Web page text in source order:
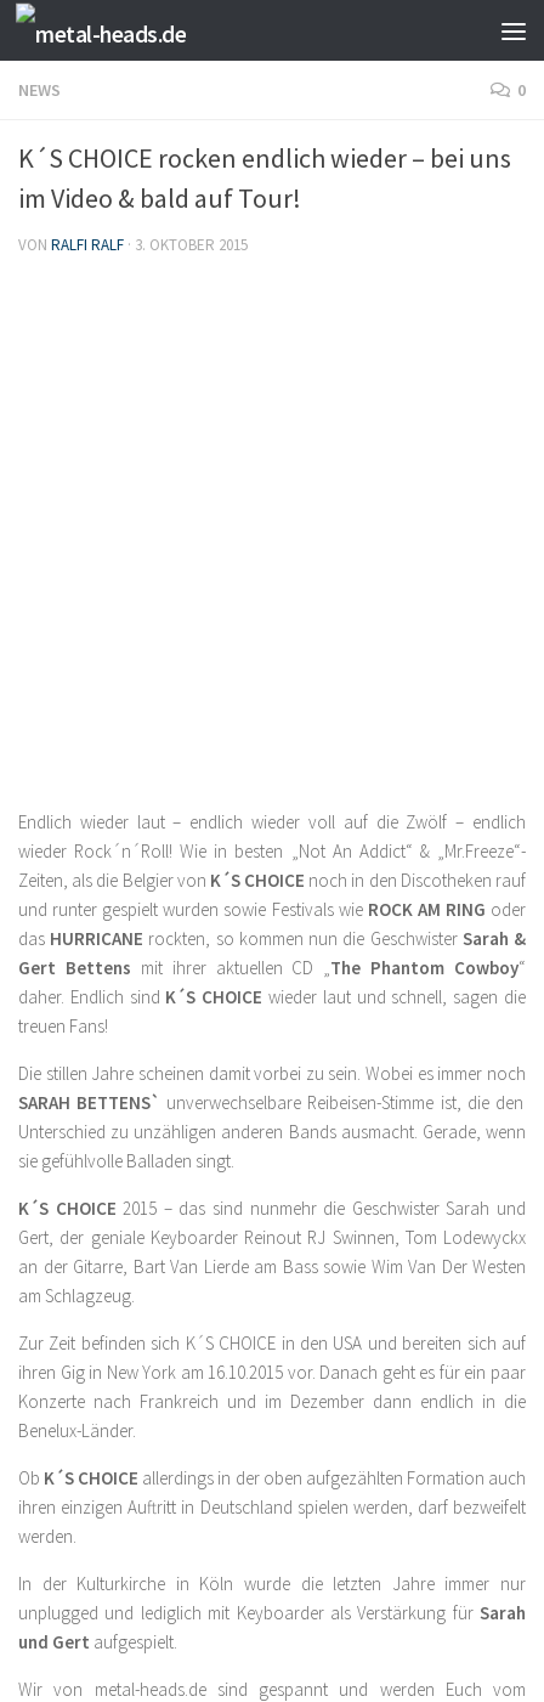
Zum Inhalt springen
NEWS 0
K´S CHOICE rocken endlich wieder – bei uns
im Video & bald auf Tour!
VON RALFI RALF · 3. OKTOBER 2015
Endlich wieder laut – endlich wieder voll auf die Zwölf – endlich
wieder Rock´n´Roll! Wie in besten „Not An Addict“ & „Mr.Freeze“-
Zeiten, als die Belgier von K´S CHOICE noch in den Discotheken rauf
und runter gespielt wurden sowie Festivals wie ROCK AM RING oder
das HURRICANE rockten, so kommen nun die Geschwister Sarah &
Gert Bettens mit ihrer aktuellen CD „The Phantom Cowboy“
daher. Endlich sind K´S CHOICE wieder laut und schnell, sagen die
treuen Fans!
Die stillen Jahre scheinen damit vorbei zu sein. Wobei es immer noch
SARAH BETTENS` unverwechselbare Reibeisen-Stimme ist, die den
Unterschied zu unzähligen anderen Bands ausmacht. Gerade, wenn
sie gefühlvolle Balladen singt.
K´S CHOICE 2015 – das sind nunmehr die Geschwister Sarah und
Gert, der geniale Keyboarder Reinout RJ Swinnen, Tom Lodewyckx
an der Gitarre, Bart Van Lierde am Bass sowie Wim Van Der Westen
am Schlagzeug.
Zur Zeit befinden sich K´S CHOICE in den USA und bereiten sich auf
ihren Gig in New York am 16.10.2015 vor. Danach geht es für ein paar
Konzerte nach Frankreich und im Dezember dann endlich in die
Benelux-Länder.
Ob K´S CHOICE allerdings in der oben aufgezählten Formation auch
ihren einzigen Auftritt in Deutschland spielen werden, darf bezweifelt
werden.
In der Kulturkirche in Köln wurde die letzten Jahre immer nur
unplugged und lediglich mit Keyboarder als Verstärkung für Sarah
und Gert aufgespielt.
Wir von metal-heads.de sind gespannt und werden Euch vom